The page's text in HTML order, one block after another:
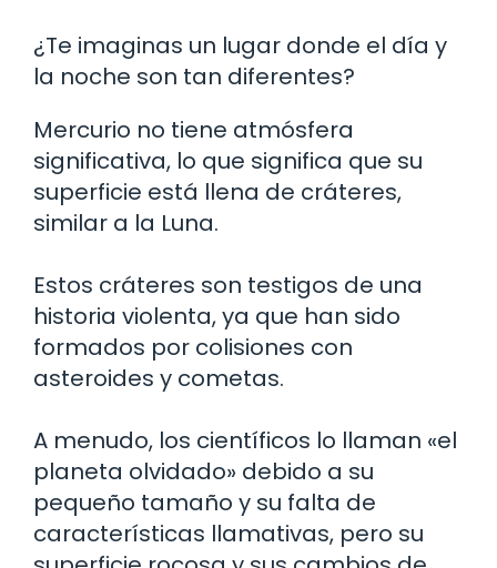
¿Te imaginas un lugar donde el día y
la noche son tan diferentes?
Mercurio no tiene atmósfera
significativa, lo que significa que su
superficie está llena de cráteres,
similar a la Luna.
Estos cráteres son testigos de una
historia violenta, ya que han sido
formados por colisiones con
asteroides y cometas.
A menudo, los científicos lo llaman «el
planeta olvidado» debido a su
pequeño tamaño y su falta de
características llamativas, pero su